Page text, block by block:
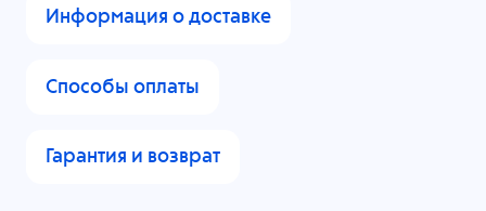
Информация о доставке
Способы оплаты
Гарантия и возврат